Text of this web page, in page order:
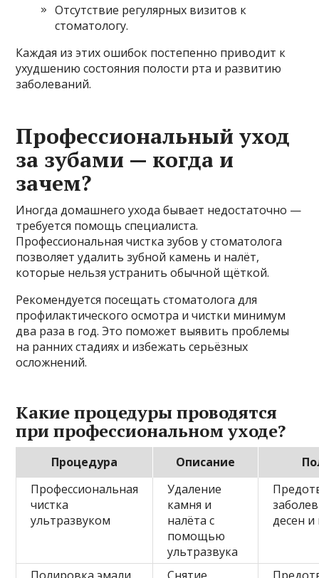
Отсутствие регулярных визитов к
стоматологу.
Каждая из этих ошибок постепенно приводит к
ухудшению состояния полости рта и развитию
заболеваний.
Профессиональный уход
за зубами — когда и
зачем?
Иногда домашнего ухода бывает недостаточно —
требуется помощь специалиста.
Профессиональная чистка зубов у стоматолога
позволяет удалить зубной камень и налёт,
которые нельзя устранить обычной щёткой.
Рекомендуется посещать стоматолога для
профилактического осмотра и чистки минимум
два раза в год. Это поможет выявить проблемы
на ранних стадиях и избежать серьёзных
осложнений.
Какие процедуры проводятся
при профессиональном уходе?
Процедура Описание
Профессиональная
чистка
ультразвуком
Удаление
камня и
налёта с
помощью
ультразвука
десен и